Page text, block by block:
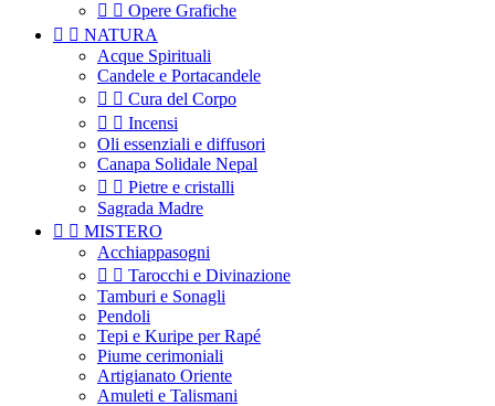
  Opere Grafiche
  NATURA
Acque Spirituali
Candele e Portacandele
  Cura del Corpo
  Incensi
Oli essenziali e diffusori
Canapa Solidale Nepal
  Pietre e cristalli
Sagrada Madre
  MISTERO
Acchiappasogni
  Tarocchi e Divinazione
Tamburi e Sonagli
Pendoli
Tepi e Kuripe per Rapé
Piume cerimoniali
Artigianato Oriente
Amuleti e Talismani